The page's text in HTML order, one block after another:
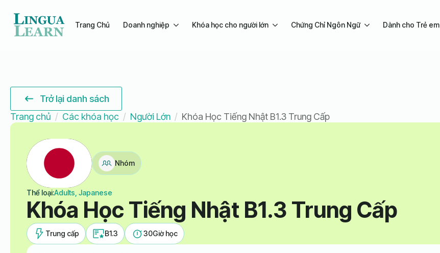
Trang Chủ Doanh nghiệp Khóa học cho người lớn Chứng Chỉ Ngôn Ngữ Dành cho Trẻ em
Trở lại danh sách
Trang chủ
Các khóa học Người Lớn Khóa Học Tiếng Nhật B1.3 Trung Cấp
Nhóm
Thể loại:Adults, Japanese
Khóa Học Tiếng Nhật B1.3 Trung Cấp
Trung cấp B1.3 30Giờ học